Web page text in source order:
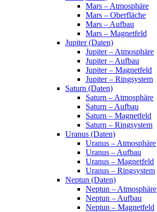
Mars – Atmosphäre
Mars – Oberfläche
Mars – Aufbau
Mars – Magnetfeld
Jupiter (Daten)
Jupiter – Atmosphäre
Jupiter – Aufbau
Jupiter – Magnetfeld
Jupiter – Ringsystem
Saturn (Daten)
Saturn – Atmosphäre
Saturn – Aufbau
Saturn – Magnetfeld
Saturn – Ringsystem
Uranus (Daten)
Uranus – Atmosphäre
Uranus – Aufbau
Uranus – Magnetfeld
Uranus – Ringsystem
Neptun (Daten)
Neptun – Atmosphäre
Neptun – Aufbau
Neptun – Magnetfeld